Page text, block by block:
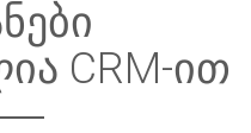
CRM-ით